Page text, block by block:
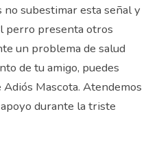
subestimar esta señal y
perro presenta otros
un problema de salud
de tu amigo, puedes
Mascota. Atendemos
durante la triste